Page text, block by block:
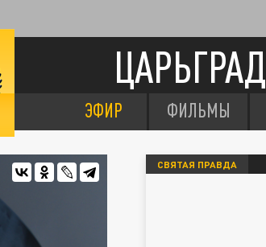
ЦАРЬГРАД
ЭФИР ФИЛЬМЫ
СВЯТАЯ ПРАВДА